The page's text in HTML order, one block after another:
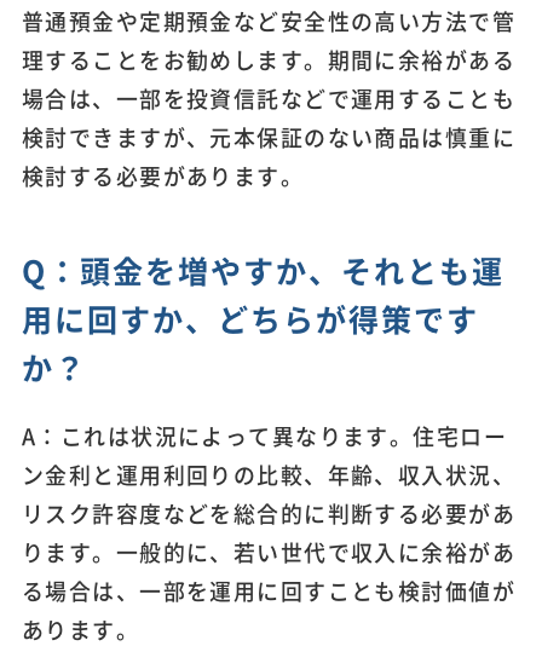
普通預金や定期預金など安全性の高い方法で管
理することをお勧めします。期間に余裕がある
場合は、一部を投資信託などで運用することも
検討できますが、元本保証のない商品は慎重に
検討する必要があります。
Q：頭金を増やすか、それとも運
用に回すか、どちらが得策です
か？
A：これは状況によって異なります。住宅ロー
ン金利と運用利回りの比較、年齢、収入状況、
リスク許容度などを総合的に判断する必要があ
ります。一般的に、若い世代で収入に余裕があ
る場合は、一部を運用に回すことも検討価値が
あります。